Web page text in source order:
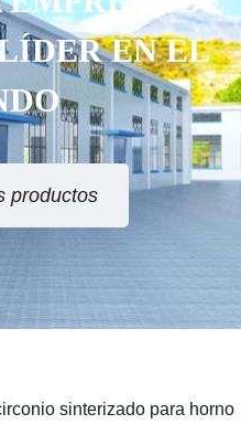
CALIDAD,
sinterizado para horno